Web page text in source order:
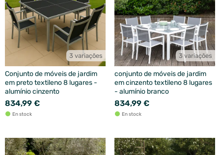
3 variações
Conjunto de móveis de jardim
em preto textileno 8 lugares -
alumínio cinzento
834,99 €
En stock
3 variações
conjunto de móveis de jardim
em cinzento textileno 8 lugares
- alumínio branco
834,99 €
En stock